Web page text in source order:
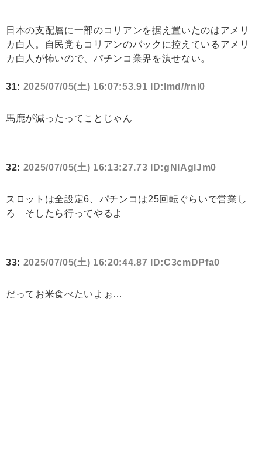
日本の支配層に一部のコリアンを据え置いたのはアメリ
カ白人。自民党もコリアンのバックに控えているアメリ
カ白人が怖いので、パチンコ業界を潰せない。
31: 2025/07/05(土) 16:07:53.91 ID:lmd//rnI0
馬鹿が減ったってことじゃん
32: 2025/07/05(土) 16:13:27.73 ID:gNIAglJm0
スロットは全設定6、パチンコは25回転ぐらいで営業し
ろ そしたら行ってやるよ
33: 2025/07/05(土) 16:20:44.87 ID:C3cmDPfa0
だってお米食べたいよぉ…